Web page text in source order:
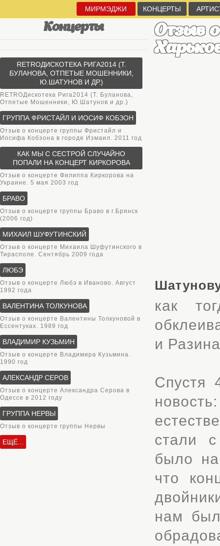
МИРМЭДЖИ КОНЦЕРТЫ
Отзыв
как
и
Спустя
стали
было
что
нам
Концерты
RETROДИСКОТЕКА РИГА2014 (Т.
БУЛАНОВА, ОТПЕТЫЕ МОШЕННИКИ,
Ю.ШАТУНОВ И ДР.)
RETROДискотека Рига2014 (Т. Буланова,
Отпетые Мошенники, Ю.Шатунов и др.)
ГРУППА ФРИСТАЙЛ И ИОСИФ КОБЗОН
Отзыв о концерте группы Фристайл и
Иосифа Кобзона в городе Измаил. 2011 год
КАК МЫ С СЕСТРОЙ СЛУЧАЙНО
ПОПАЛИ НА КОНЦЕРТ КИРКОРОВА
Отзыв о концерте Филиппа Киркорова на
Украине. 5 мая 2003 год
БРАВО
Отзыв о концерте группы Браво в г.Брянск
(2006 год)
МИХАИЛ ШУФУТИНСКИЙ
Отзыв о концерте Михаила Шуфутинского в
Тирасполе. Сентябрь 2009 года
ЛЮБЭ
Отзыв о концерте Любэ в Иваново. Август
1992 года
ВАЛЕНТИНА ТОЛКУНОВА
Отзыв о концерте Валентины Толкуновой в
Ессентуках. 1989 год
ВЛАДИМИР КУЗЬМИН
Отзыв о концерте Владимира Кузьмина.
1990 год
АЛЕКСАНДР СЕРОВ
Отзыв о концерте Александра Серова в
Одессе в 2012 году
ГРУППА НЕРВЫ
Отзыв о концерте группы Нервы
ЕЩЁ...